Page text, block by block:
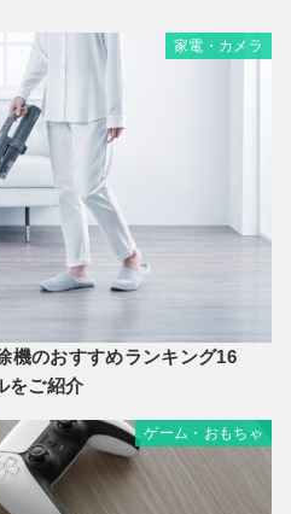
家電・カメラ
機のおすすめランキング16
をご紹介
ゲーム・おもちゃ